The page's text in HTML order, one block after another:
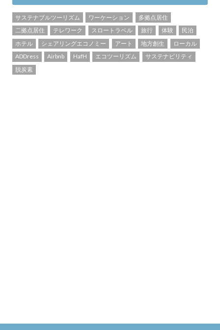
サステナブルツーリズム ワーケーション
多拠点居住
二拠点居住
テレワーク スロートラベル 旅行 体験
民泊
ホテル
シェアリングエコノミー アート 地方創生
ローカル
ADDress
Airbnb HafH エコツーリズム
サステナビリティ
脱炭素